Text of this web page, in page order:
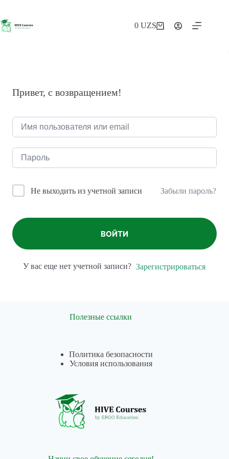
сути
Корзина
0UZS
Привет, с возвращением!
Не выходить из учетной записи Забыли пароль?
ВОЙТИ
У вас еще нет учетной записи? Зарегистрироваться
Полезные ссылки
Политика безопасности
Условия использования